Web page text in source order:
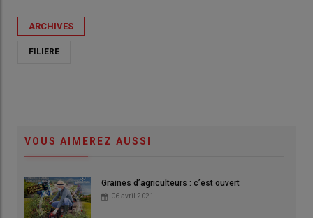
ARCHIVES
FILIERE
VOUS AIMEREZ AUSSI
Graines d’agriculteurs : c’est ouvert
06 avril 2021